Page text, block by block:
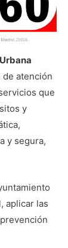
atención
que
y
y segura,
aplicar las